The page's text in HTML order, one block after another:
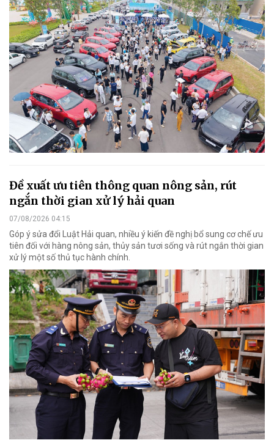
Đề xuất ưu tiên thông quan nông sản, rút
ngắn thời gian xử lý hải quan
07/08/2026 04:15
Góp ý sửa đổi Luật Hải quan, nhiều ý kiến đề nghị bổ sung cơ chế ưu
tiên đối với hàng nông sản, thủy sản tươi sống và rút ngắn thời gian
xử lý một số thủ tục hành chính.